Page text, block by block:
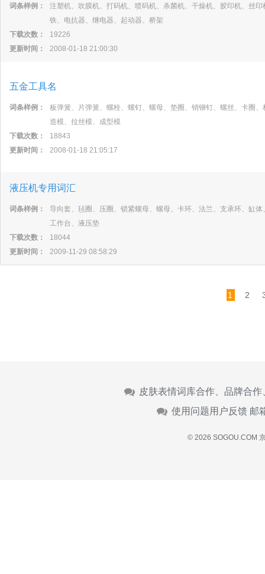
词条样例：
注塑机、吹膜机、打码机、喷码机、杀菌机、干燥机、胶印机、丝
铁、电抗器、继电器、起动器、桥架
下载次数：
19226
更新时间：
2008-01-18 21:00:30
五金工具名
词条样例：
板弹簧、片弹簧、螺栓、螺钉、螺母、垫圈、销铆钉、螺丝、卡圈
造模、拉丝模、成型模
下载次数：
18843
更新时间：
2008-01-18 21:05:17
液压机专用词汇
词条样例：
导向套、毡圈、压圈、锁紧螺母、螺母、卡环、法兰、支承环、缸
工作台、液压垫
下载次数：
18044
更新时间：
2009-11-29 08:58:29
1 2
皮肤表情词库合作、品牌合
使用问题用户反馈 邮
© 2026 SOGOU.COM